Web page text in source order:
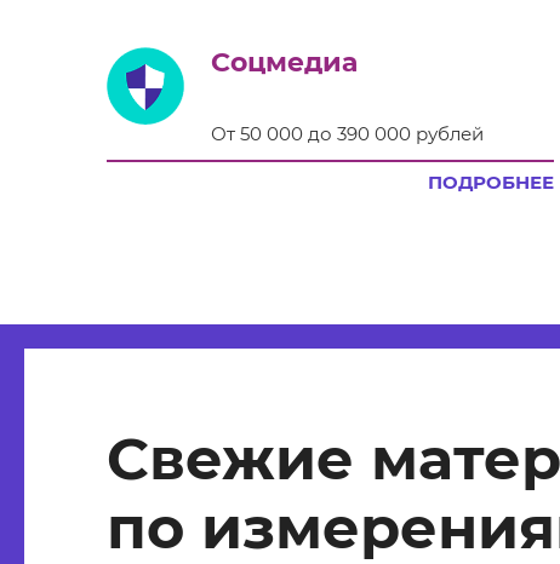
Соцмедиа
От 50 000 до 390 000 рублей
ПОДРОБНЕЕ
Свежие
по